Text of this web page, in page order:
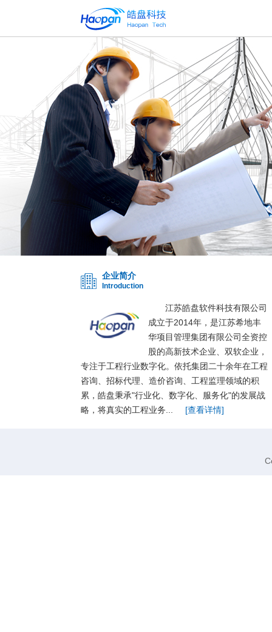
企业简介
Introduction
江苏皓盘软件科技有限公司
成立于2014年，是江苏希地丰
华项目管理集团有限公司全资控
股的高新技术企业、双软企业，
专注于工程行业数字化。依托集团二十余年在工程
咨询、招标代理、造价咨询、工程监理领域的积
累，皓盘秉承"行业化、数字化、服务化"的发展战
略，将真实的工程业务...
[查看详情]